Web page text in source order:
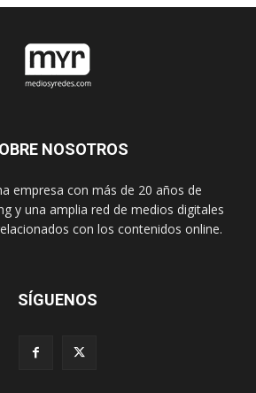
NOSOTROS
empresa con más de 20 años de
y una amplia red de medios digitales
con los contenidos online.
SÍGUENOS